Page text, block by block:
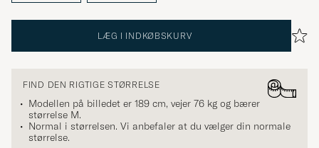
LÆG I INDKØBSKURV
FIND DEN RIGTIGE STØRRELSE
Modellen på billedet er 189 cm, vejer 76 kg og bærer
størrelse M.
Normal i størrelsen. Vi anbefaler at du vælger din normale
størrelse.